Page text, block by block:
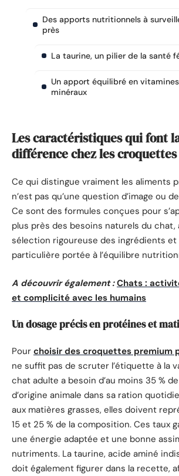
Des apports nutritionnels à
près
La taurine, un pilier de la santé
Un apport équilibré en
minéraux
Les caractéristiques qui font
différence chez les
Ce qui distingue vraiment les aliments
n’est pas qu’une question d’image ou
Ce sont des formules conçues pour
plus près des besoins naturels du chat,
sélection rigoureuse des ingrédients
particulière portée à l’équilibre
A découvrir également : Chats :
et complicité avec les humains
Un dosage précis en protéines et
Pour choisir des croquettes premium
ne suffit pas de scruter l’étiquette à la
chat adulte a besoin d’au moins 35 %
d’origine animale dans sa ration
aux matières grasses, elles doivent
15 et 25 % de la composition. Ces taux
une énergie adaptée et une bonne
nutriments. La taurine, acide aminé
doit également figurer dans la recette,